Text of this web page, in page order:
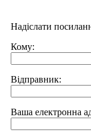
Надіслати
Кому:
Відправник:
Ваша електронна